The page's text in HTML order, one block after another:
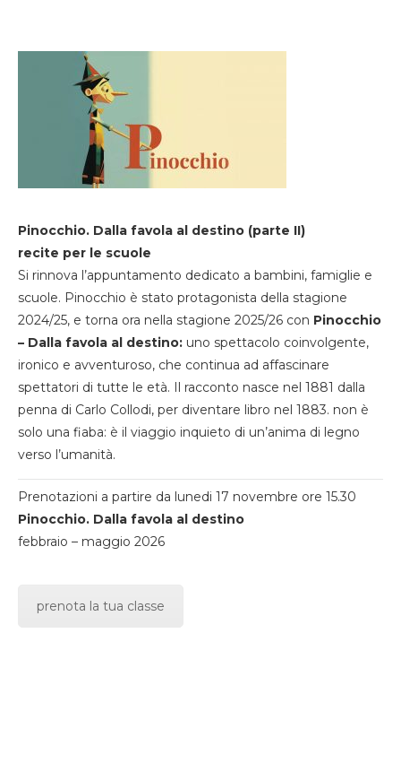
Pinocchio. Dalla favola al destino (parte II)
recite per le scuole
Si rinnova l’appuntamento dedicato a bambini, famiglie e
scuole. Pinocchio è stato protagonista della stagione
2024/25, e torna ora nella stagione 2025/26 con Pinocchio
– Dalla favola al destino: uno spettacolo coinvolgente,
ironico e avventuroso, che continua ad affascinare
spettatori di tutte le età. Il racconto nasce nel 1881 dalla
penna di Carlo Collodi, per diventare libro nel 1883. non è
solo una fiaba: è il viaggio inquieto di un’anima di legno
verso l’umanità.
Prenotazioni a partire da lunedi 17 novembre ore 15.30
Pinocchio. Dalla favola al destino
febbraio – maggio 2026
prenota la tua classe